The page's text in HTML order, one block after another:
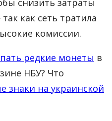
снизить затраты
как сеть тратила
комиссии.
редкие монеты в
НБУ? Что
знаки на украинской